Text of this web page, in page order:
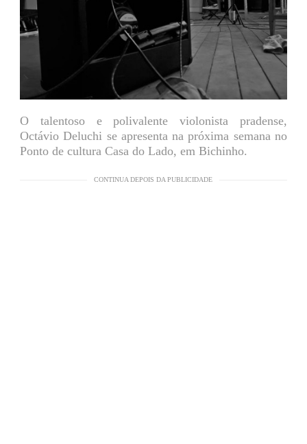
O talentoso e polivalente violonista pradense,
Octávio Deluchi se apresenta na próxima semana no
Ponto de cultura Casa do Lado, em Bichinho.
CONTINUA DEPOIS DA PUBLICIDADE